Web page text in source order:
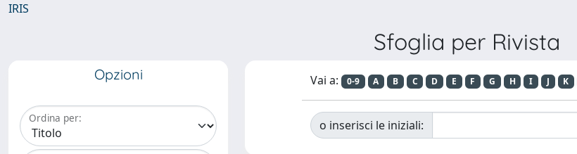
IRIS
Sfoglia per Rivista
Opzioni
Ordina per:
Vai a: 0-9 A B C D E F G H I J K
o inserisci le iniziali: